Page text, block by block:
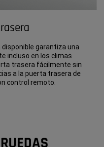
garantiza una
incluso en los climas
trasera fácilmente sin
a la puerta trasera de
control remoto.